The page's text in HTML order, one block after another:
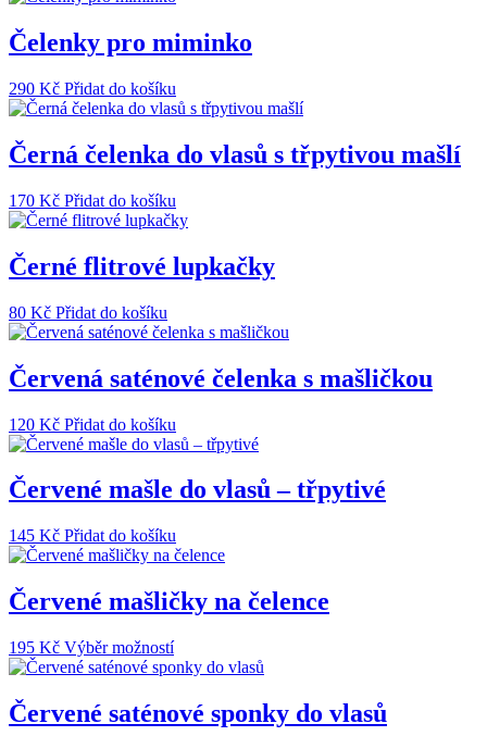
stránce
produktu
více
variant.
lze
vybrat
stránce
produktu
Čelenky pro miminko
290 Kč Přidat do košíku
Černá čelenka do vlasů s třpytivou mašlí
170 Kč Přidat do košíku
Černé flitrové lupkačky
80 Kč Přidat do košíku
Červená saténové čelenka s mašličkou
120 Kč Přidat do košíku
Červené mašle do vlasů – třpytivé
145 Kč Přidat do košíku
Červené mašličky na čelence
195 Kč Výběr možnostíTento
produkt
více
variant.
Červené saténové sponky do vlasů